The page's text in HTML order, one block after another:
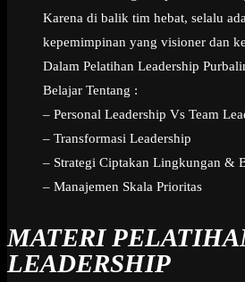
Karena di balik tim hebat, selalu
kepemimpinan yang visioner dan
Dalam Pelatihan Leadership
Belajar Tentang :
– Personal Leadership Vs Team
– Transformasi Leadership
– Strategi Ciptakan Lingkungan &
– Manajemen Skala Prioritas
MATERI
LEADERSHIP